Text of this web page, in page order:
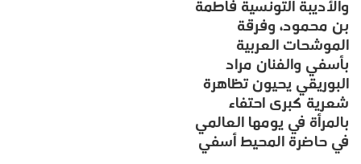
والأديبة التونسية فاطمة
بن محمود، وفرقة
الموشحات العربية
بأسفي والفنان مراد
البوريقي يحيون تظاهرة
شعرية كبرى احتفاء
بالمرأة في يومها العالمي
في حاضرة المحيط أسفي